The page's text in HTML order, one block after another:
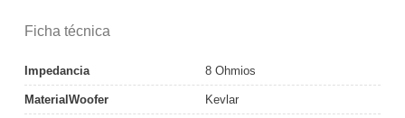
Ficha técnica
Impedancia 8 Ohmios
MaterialWoofer Kevlar